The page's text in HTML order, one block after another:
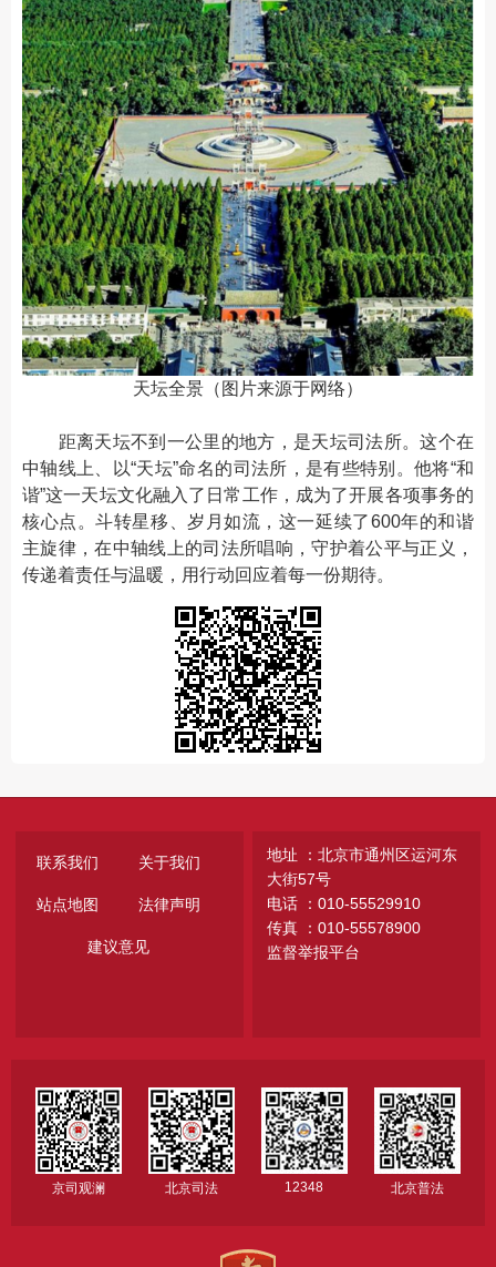
天坛全景（图片来源于网络）
距离天坛不到一公里的地方，是天坛司法所。这个在
中轴线上、以“天坛”命名的司法所，是有些特别。他将“和
谐”这一天坛文化融入了日常工作，成为了开展各项事务的
核心点。斗转星移、岁月如流，这一延续了600年的和谐
主旋律，在中轴线上的司法所唱响，守护着公平与正义，
传递着责任与温暖，用行动回应着每一份期待。
联系我们 关于我们
站点地图 法律声明
建议意见
地址 ：北京市通州区运河东
大街57号
电话 ：010-55529910
传真 ：010-55578900
监督举报平台
京司观澜 北京司法 12348 北京普法